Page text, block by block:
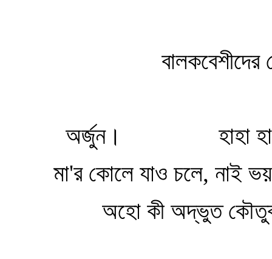
অর্জুন।
হাহা
মা'র কোলে যাও চলে, নাই
অহো কী অদ্ভুত